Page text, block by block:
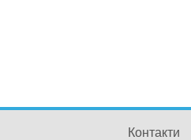
Контакти